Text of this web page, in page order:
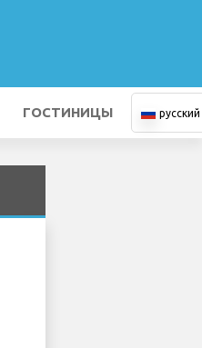
ГОСТИНИЦЫ русский